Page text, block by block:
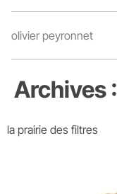
olivier peyronnet
Archives :
la prairie des filtres